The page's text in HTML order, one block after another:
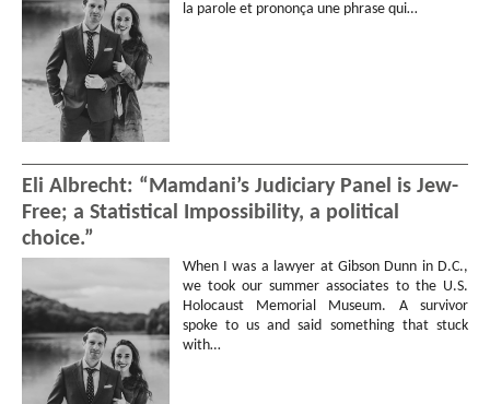
la parole et prononça une phrase qui…
Eli Albrecht: “Mamdani’s Judiciary Panel is Jew-
Free; a Statistical Impossibility, a political
choice.”
When I was a lawyer at Gibson Dunn in D.C.,
we took our summer associates to the U.S.
Holocaust Memorial Museum. A survivor
spoke to us and said something that stuck
with…